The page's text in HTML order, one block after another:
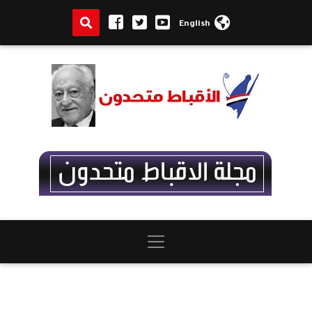
English